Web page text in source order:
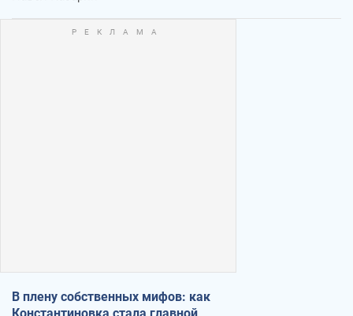
В плену собственных мифов: как
Константиновка стала главной